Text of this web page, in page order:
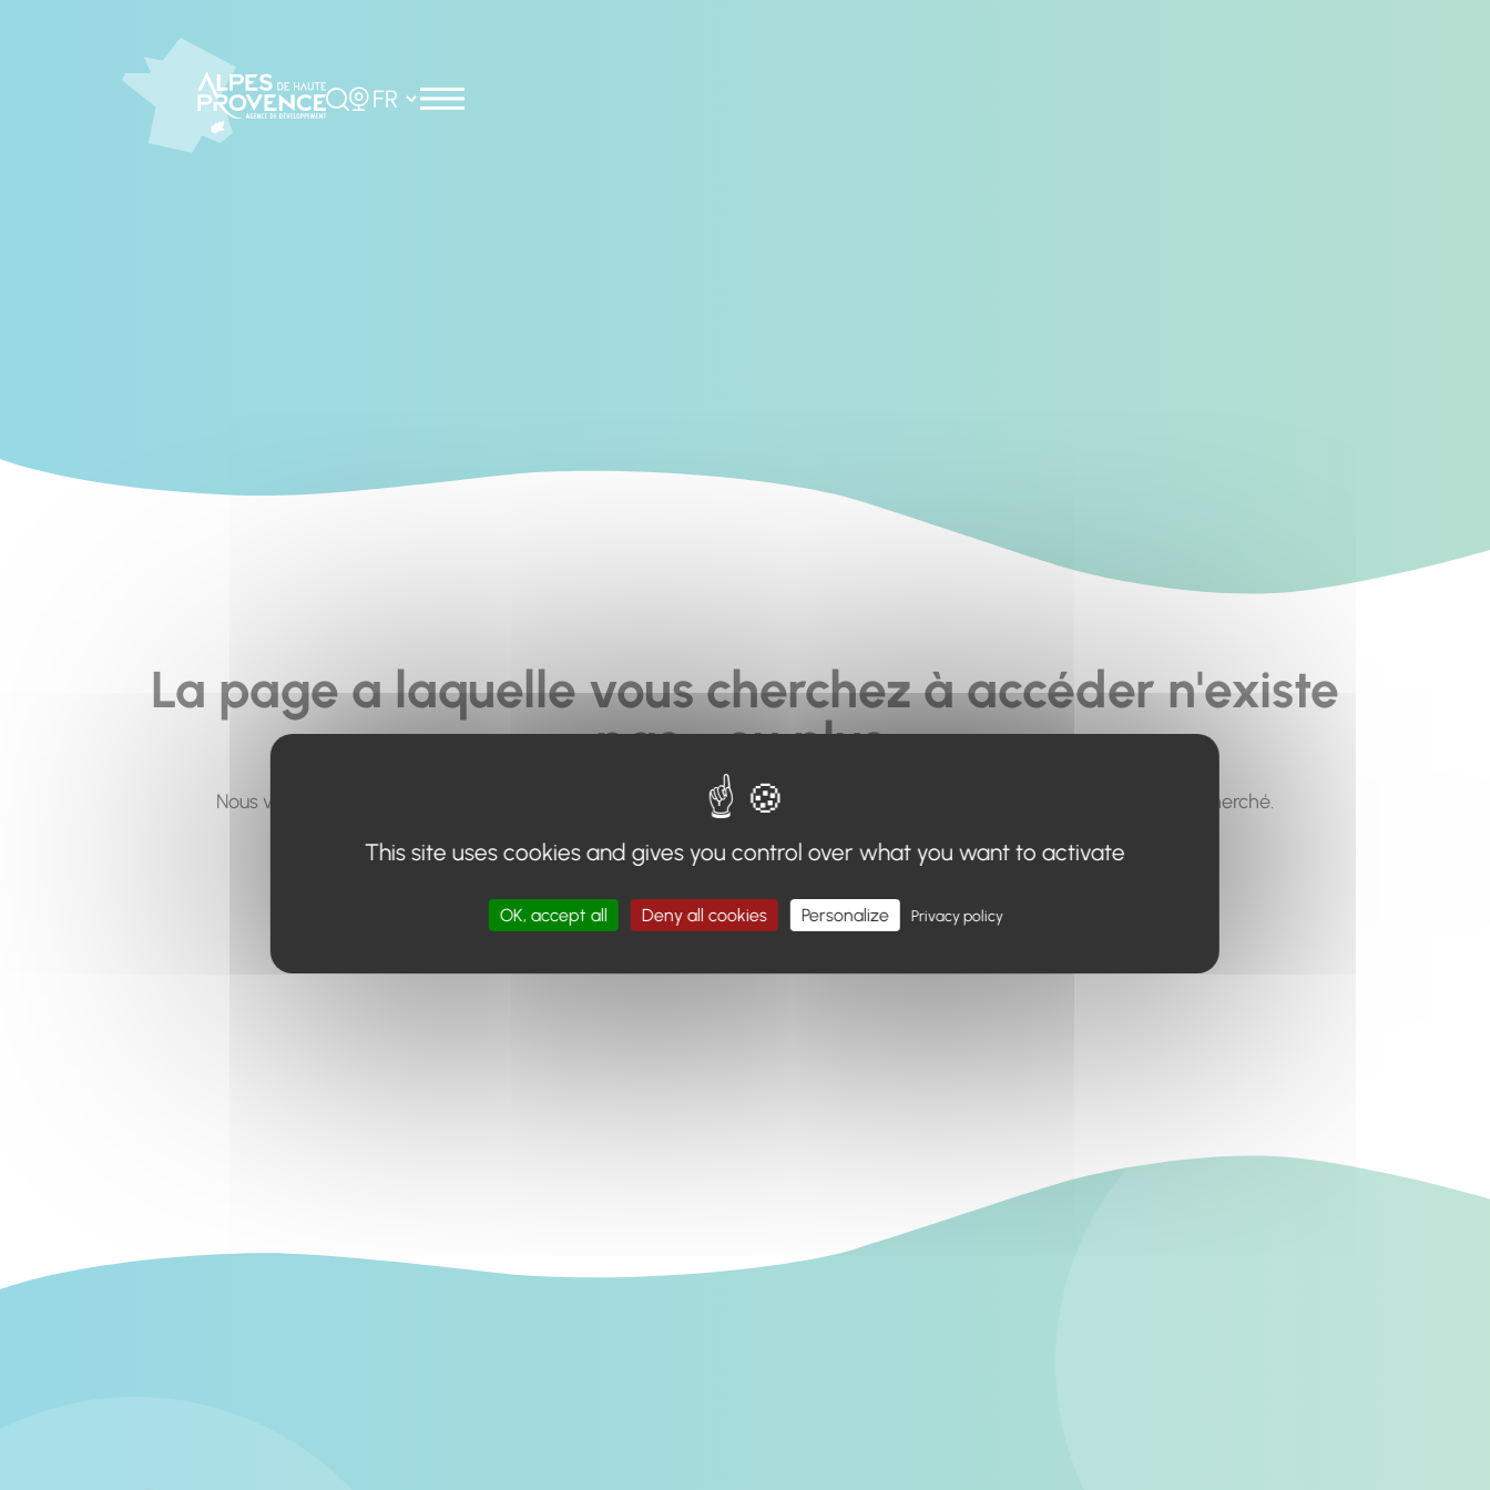
Rechercher
Choisir la langue
La page a laquelle vous cherchez à accéder n'existe
pas... ou plus.
Nous vous invitons à utiliser le moteur de recherche en haut de page, ou à utiliser le menu pour trouver le contenu recherché.
Retour à l'accueil
This site uses cookies and gives you control over what you want to activate
OK, accept all Deny all cookies Personalize Privacy policy